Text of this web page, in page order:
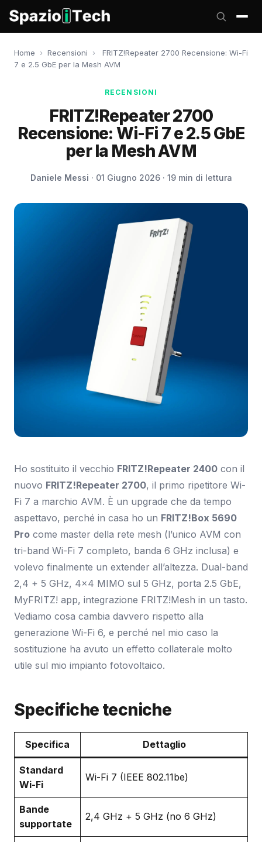
Home › Recensioni ›
FRITZ!Repeater 2700 Recensione: Wi-Fi
7 e 2.5 GbE per la Mesh AVM
RECENSIONI
FRITZ!Repeater 2700
Recensione: Wi-Fi 7 e 2.5 GbE
per la Mesh AVM
Daniele Messi · 01 Giugno 2026 · 19 min di lettura
Ho sostituito il vecchio FRITZ!Repeater 2400 con il
nuovo FRITZ!Repeater 2700, il primo ripetitore Wi-
Fi 7 a marchio AVM. È un upgrade che da tempo
aspettavo, perché in casa ho un FRITZ!Box 5690
Pro come master della rete mesh (l’unico AVM con
tri-band Wi-Fi 7 completo, banda 6 GHz inclusa) e
volevo finalmente un extender all’altezza. Dual-band
2,4 + 5 GHz, 4×4 MIMO sul 5 GHz, porta 2.5 GbE,
MyFRITZ! app, integrazione FRITZ!Mesh in un tasto.
Vediamo cosa cambia davvero rispetto alla
generazione Wi-Fi 6, e perché nel mio caso la
sostituzione ha avuto un effetto collaterale molto
utile sul mio impianto fotovoltaico.
Specifiche tecniche
Specifica Dettaglio
Standard
Wi-Fi
Wi-Fi 7 (IEEE 802.11be)
Bande
supportate
2,4 GHz + 5 GHz (no 6 GHz)